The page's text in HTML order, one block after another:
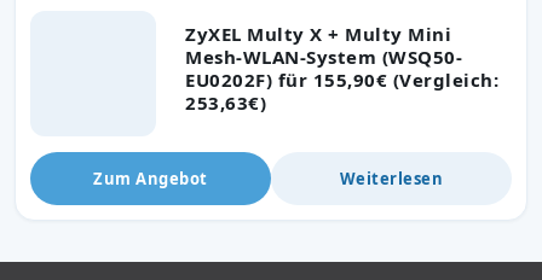
ZyXEL Multy X + Multy Mini
Mesh-WLAN-System (WSQ50-
EU0202F) für 155,90€ (Vergleich:
253,63€)
Zum Angebot Weiterlesen